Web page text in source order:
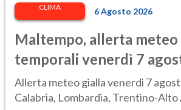
CLIMA 6 Agosto 2026
Maltempo, allerta
temporali venerdì 7
regioni colpite
Allerta meteo gialla venerdì 7
Calabria, Lombardia, Trentino-Alto